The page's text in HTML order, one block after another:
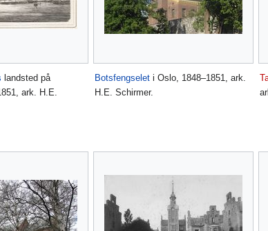
landsted på
ark. H.E.
Botsfengselet i Oslo, 1848–1851, ark.
H.E. Schirmer.